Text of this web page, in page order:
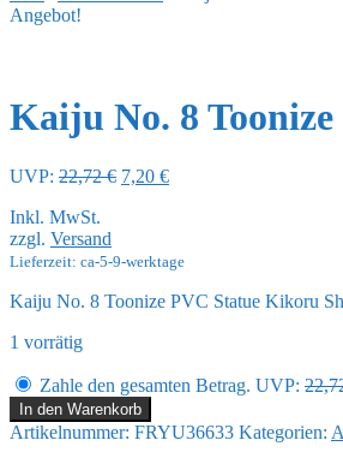
Angebot!
Kaiju No. 8
UVP: 22,72€ Ursprünglicher
7,20 €Aktueller
Inkl. MwSt.
zzgl. Versand
Lieferzeit: ca-5-9-werktage
Kaiju No. 8 Toonize PVC Statue Kikoru
1 vorrätig
Zahle den gesamten Betrag. UVP:
Kaiju
No.
In den Warenkorb
Artikelnummer: FRYU36633 Kategorien: